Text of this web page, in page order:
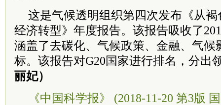
这是气候透明组织第四次发布《从褐
经济转型》年度报告。该报告吸收了
涵盖了去碳化、气候政策、金融、气候
标。该报告对G20国家进行排名，分出
丽妃）
《中国科学报》 (2018-11-20 第3版